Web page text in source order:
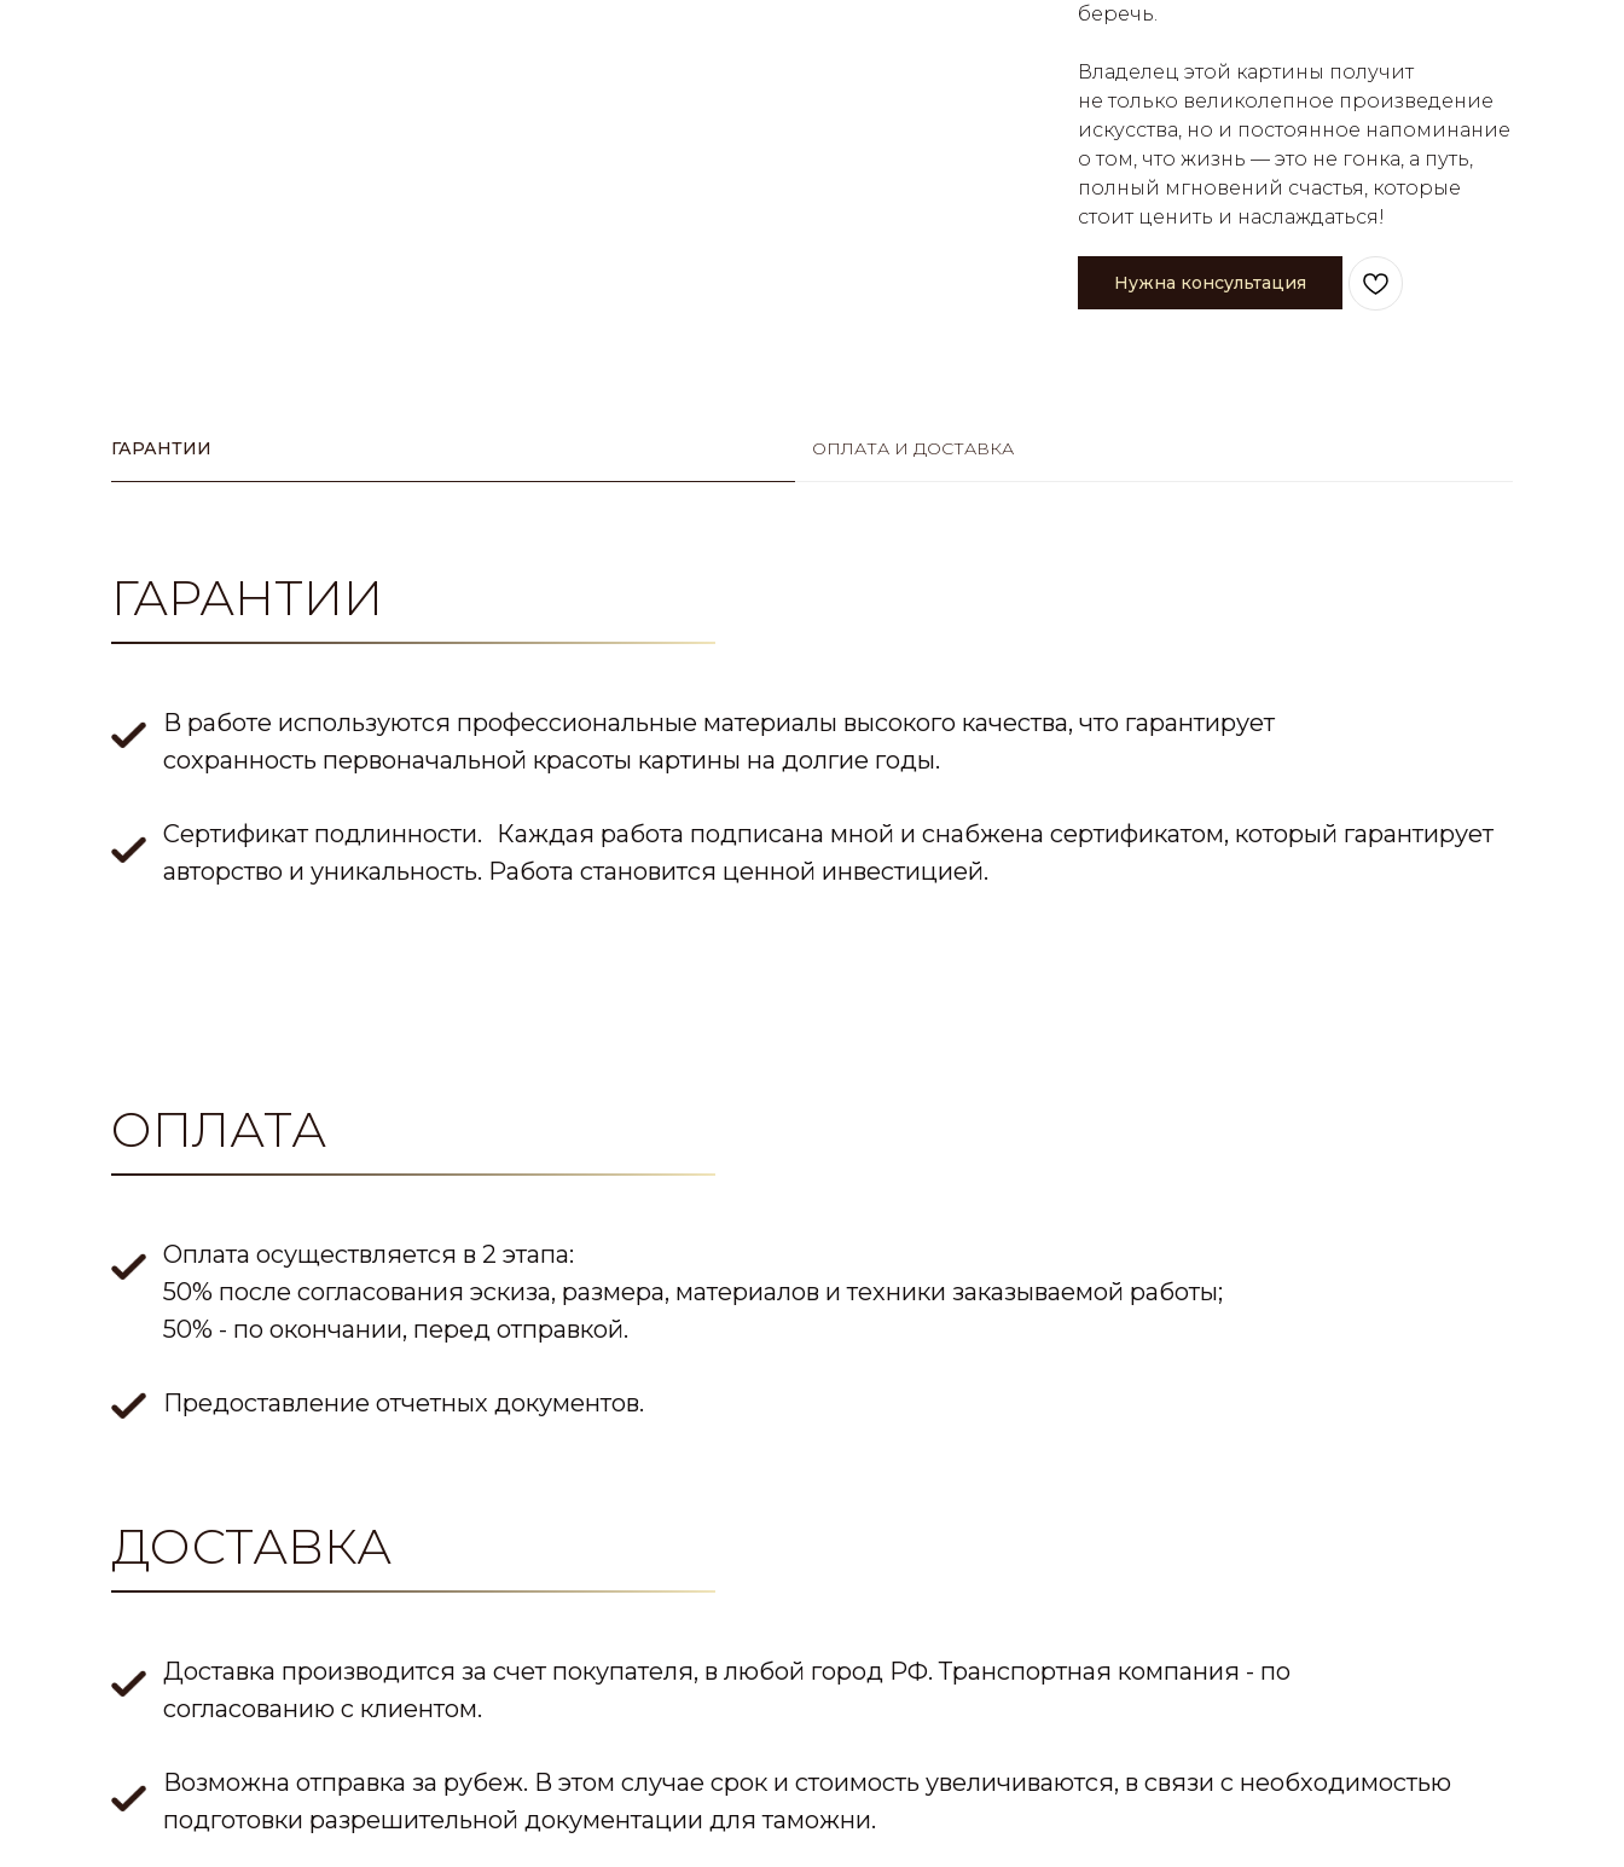
беречь.
Владелец этой картины получит
не только великолепное произведение
искусства, но и постоянное напоминание
о том, что жизнь — это не гонка, а путь,
полный мгновений счастья, которые
стоит ценить и наслаждаться!
Нужна консультация
ГАРАНТИИ ОПЛАТА И ДОСТАВКА
ГАРАНТИИ
В работе используются профессиональные материалы высокого качества, что гарантирует
сохранность первоначальной красоты картины на долгие годы.
Сертификат подлинности. Каждая работа подписана мной и снабжена сертификатом, который гарантирует
авторство и уникальность. Работа становится ценной инвестицией.
ОПЛАТА
Оплата осуществляется в 2 этапа:
50% после согласования эскиза, размера, материалов и техники заказываемой работы;
50% - по окончании, перед отправкой.
️Предоставление отчетных документов.
ДОСТАВКА
Доставка производится за счет покупателя, в любой город РФ. Транспортная компания - по
согласованию с клиентом.
Возможна отправка за рубеж. В этом случае срок и стоимость увеличиваются, в связи с необходимостью
подготовки разрешительной документации для таможни.